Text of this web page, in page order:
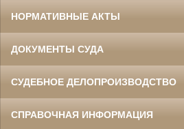
НОРМАТИВНЫЕ АКТЫ
ДОКУМЕНТЫ СУДА
СУДЕБНОЕ ДЕЛОПРОИЗВОДСТВО
СПРАВОЧНАЯ ИНФОРМАЦИЯ